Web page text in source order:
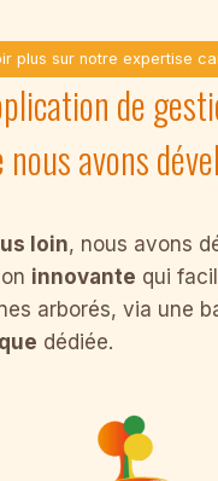
plus sur notre expertise
de
nous avons
loin, nous avons
innovante qui
arborés, via une
dédiée.